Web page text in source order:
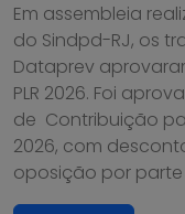
Em assembleia
do Sindpd-RJ, os
Dataprev
PLR 2026. Foi
de Contribuição
2026, com
oposição por